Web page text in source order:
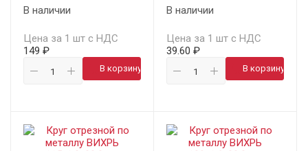
В наличии
Цена за 1 шт с НДС
149 ₽
В корзину
В наличии
Цена за 1 шт с НДС
39.60 ₽
В корзину